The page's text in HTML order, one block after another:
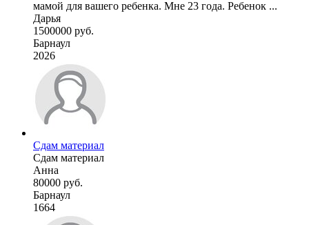
мамой для вашего ребенка. Мне 23 года. Ребенок ...
Дарья
1500000 руб.
Барнаул
2026
Сдам материал
Сдам материал
Анна
80000 руб.
Барнаул
1664